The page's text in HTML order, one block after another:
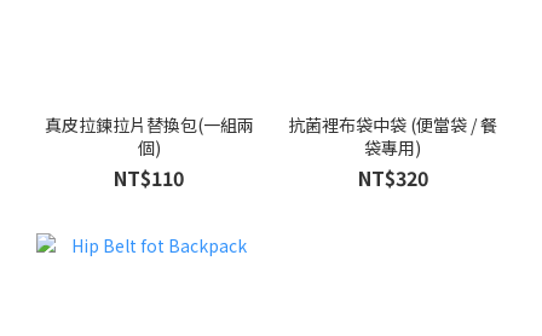
真皮拉鍊拉片替換包(一組兩
個)
NT$110
抗菌裡布袋中袋 (便當袋 / 餐
袋專用)
NT$320